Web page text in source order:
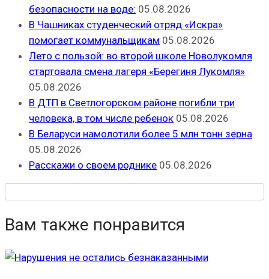
безопасности на воде: 05.08.2026
В Чашниках студенческий отряд «Искра»
помогает коммунальщикам 05.08.2026
Лето с пользой: во второй школе Новолукомля
стартовала смена лагеря «Берегиня Лукомля»
05.08.2026
В ДТП в Светлогорском районе погибли три
человека, в том числе ребенок 05.08.2026
В Беларуси намолотили более 5 млн тонн зерна
05.08.2026
Расскажи о своем роднике 05.08.2026
Вам также понравится